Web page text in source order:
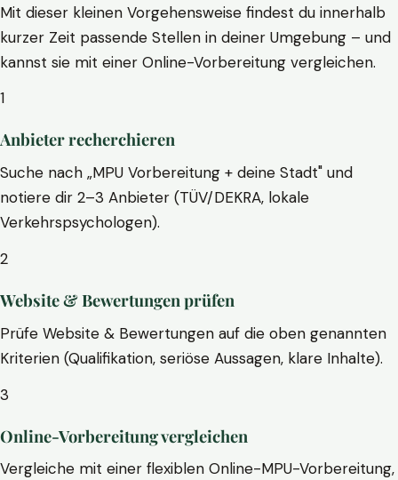
Mit dieser kleinen Vorgehensweise findest du innerhalb
kurzer Zeit passende Stellen in deiner Umgebung – und
kannst sie mit einer Online-Vorbereitung vergleichen.
1
Anbieter recherchieren
Suche nach „MPU Vorbereitung + deine Stadt" und
notiere dir 2–3 Anbieter (TÜV/DEKRA, lokale
Verkehrspsychologen).
2
Website & Bewertungen prüfen
Prüfe Website & Bewertungen auf die oben genannten
Kriterien (Qualifikation, seriöse Aussagen, klare Inhalte).
3
Online-Vorbereitung vergleichen
Vergleiche mit einer flexiblen Online-MPU-Vorbereitung,